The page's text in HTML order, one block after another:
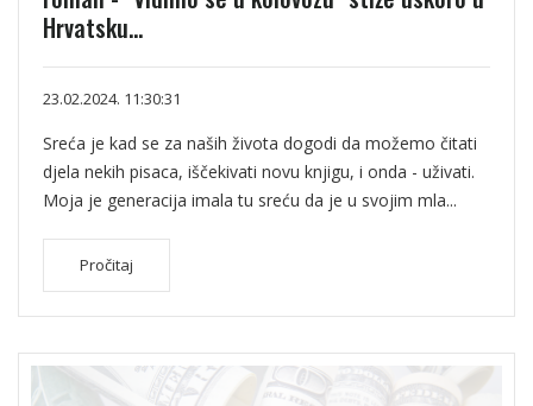
Hrvatsku...
23.02.2024. 11:30:31
Sreća je kad se za naših života dogodi da možemo čitati
djela nekih pisaca, iščekivati novu knjigu, i onda - uživati.
Moja je generacija imala tu sreću da je u svojim mla...
Pročitaj